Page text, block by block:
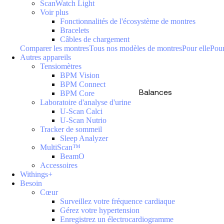
Balances
ScanWatch Light
Voir plus
Fonctionnalités de l'écosystème de montres
Bracelets
Câbles de chargement
Comparer les montresTous nos modèles de montresPour elle
Autres appareils
Tensiomètres
BPM Vision
BPM Connect
BPM Core
Laboratoire d'analyse d'urine
U-Scan Calci
U-Scan Nutrio
Tracker de sommeil
Sleep Analyzer
MultiScan™
BeamO
Accessoires
Withings+
Besoin
Cœur
Surveillez votre fréquence cardiaque
Gérez votre hypertension
Enregistrez un électrocardiogramme